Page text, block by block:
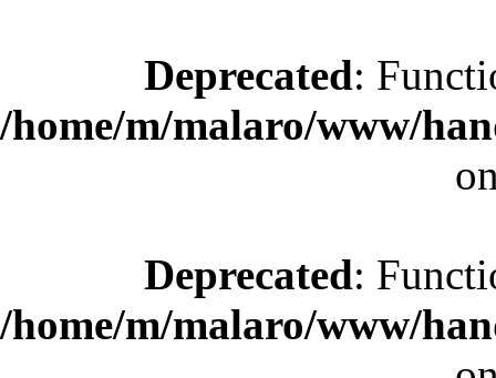
Deprecated:
/home/m/malaro/www/
Deprecated:
/home/m/malaro/www/